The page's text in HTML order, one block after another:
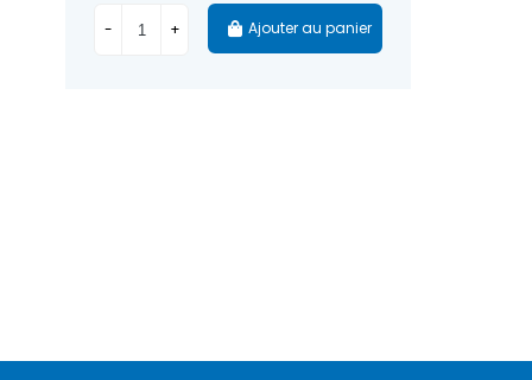
- + Ajouter au panier